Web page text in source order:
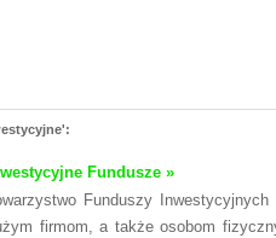
Fundusze »
Funduszy
firmom, a także osobom